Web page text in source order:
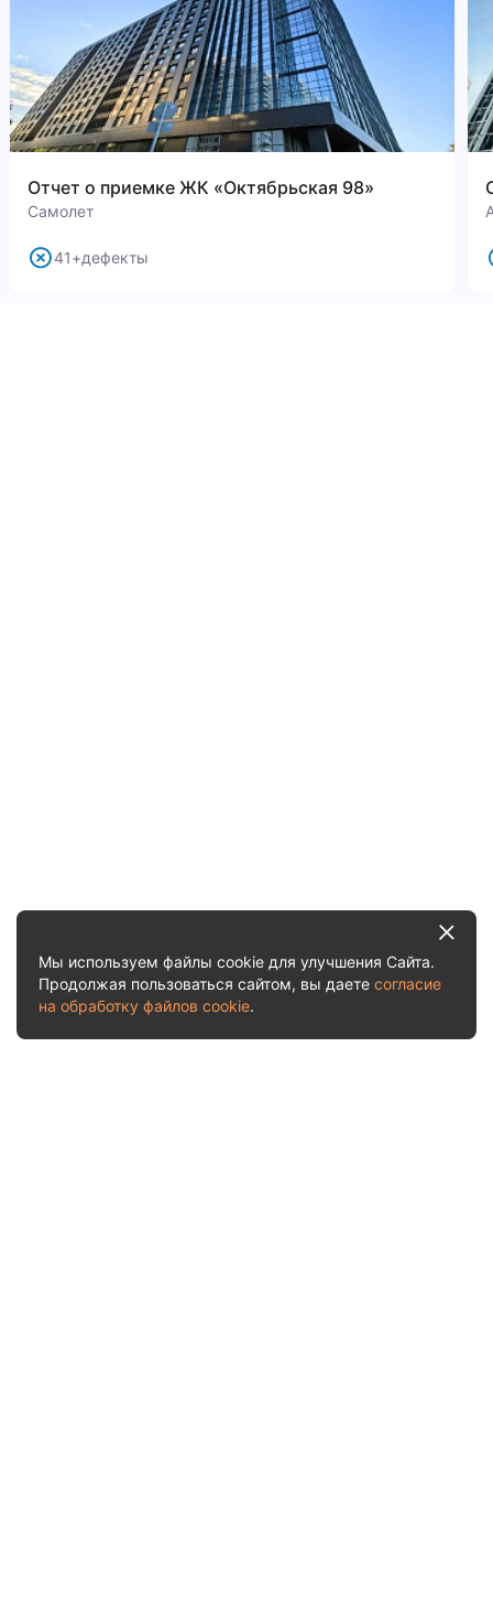
Отчет о приемке ЖК «Октябрьская 98»
Самолет
41+дефекты
Мы используем файлы cookie для улучшения Сайта.
Продолжая пользоваться сайтом, вы даете согласие
на обработку файлов cookie.